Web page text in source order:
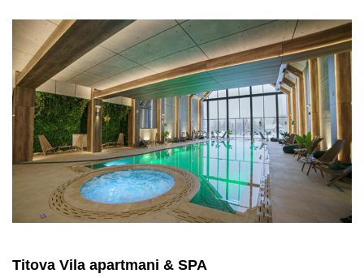
Titova Vila apartmani & SPA